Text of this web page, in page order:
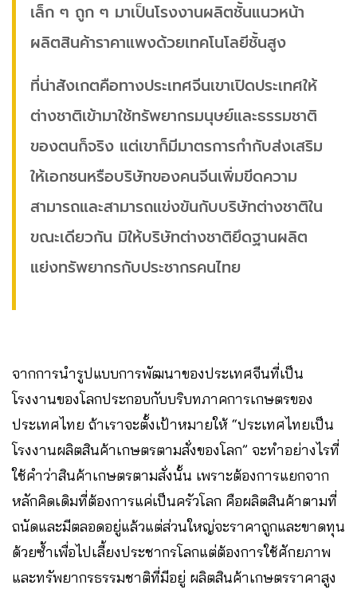
เล็ก ๆ ถูก ๆ มาเป็นโรงงานผลิตชั้นแนวหน้า
ผลิตสินค้าราคาแพงด้วยเทคโนโลยีชั้นสูง
ที่น่าสังเกตคือทางประเทศจีนเขาเปิดประเทศให้
ต่างชาติเข้ามาใช้ทรัพยากรมนุษย์และธรรมชาติ
ของตนก็จริง แต่เขาก็มีมาตรการกำกับส่งเสริม
ให้เอกชนหรือบริษัทของคนจีนเพิ่มขีดความ
สามารถและสามารถแข่งขันกับบริษัทต่างชาติใน
ขณะเดียวกัน มิให้บริษัทต่างชาติยึดฐานผลิต
แย่งทรัพยากรกับประชากรคนไทย
จากการนำรูปแบบการพัฒนาของประเทศจีนที่เป็น
โรงงานของโลกประกอบกับบริบทภาคการเกษตรของ
ประเทศไทย ถ้าเราจะตั้งเป้าหมายให้ “ประเทศไทยเป็น
โรงงานผลิตสินค้าเกษตรตามสั่งของโลก” จะทำอย่างไรที่
ใช้คำว่าสินค้าเกษตรตามสั่งนั้น เพราะต้องการแยกจาก
หลักคิดเดิมที่ต้องการแค่เป็นครัวโลก คือผลิตสินค้าตามที่
ถนัดและมีตลอดอยู่แล้วแต่ส่วนใหญ่จะราคาถูกและขาดทุน
ด้วยซ้ำเพื่อไปเลี้ยงประชากรโลกแต่ต้องการใช้ศักยภาพ
และทรัพยากรธรรมชาติที่มีอยู่ ผลิตสินค้าเกษตรราคาสูง